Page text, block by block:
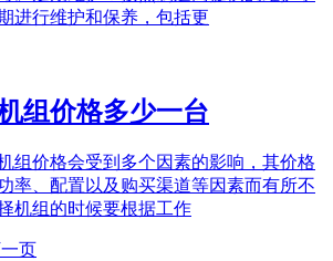
进行维护和保养，包括更
组价格多少一台
组价格会受到多个因素的影响，其价格
率、配置以及购买渠道等因素而有所不
机组的时候要根据工作
页